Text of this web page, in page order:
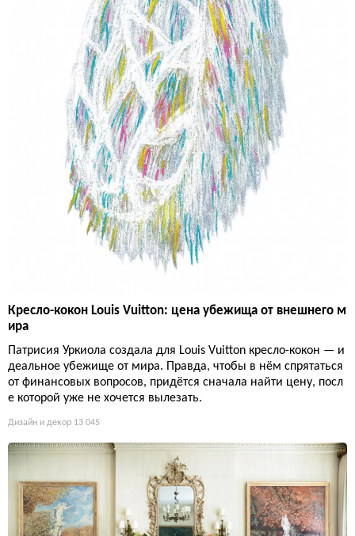
Кресло-кокон Louis Vuitton: цена убежища от внешнего м
ира
Патрисия Уркиола создала для Louis Vuitton кресло-кокон — и
деальное убежище от мира. Правда, чтобы в нём спрятаться
от финансовых вопросов, придётся сначала найти цену, посл
е которой уже не хочется вылезать.
Дизайн и декор 13 045